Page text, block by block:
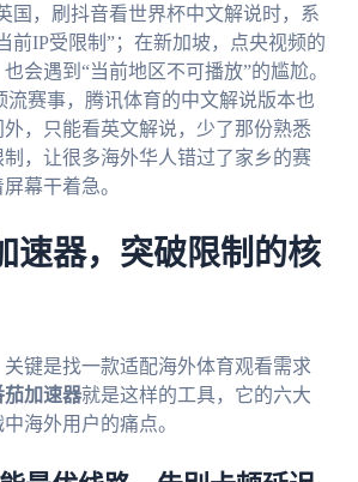
国，刷抖音看世界杯中文解说时，系
前IP受限制”；在新加坡，点央视频的
会遇到“当前地区不可播放”的尴尬。
流赛事，腾讯体育的中文解说版本也
，只能看英文解说，少了那份熟悉
，让很多海外华人错过了家乡的赛
幕干着急。
速器，突破限制的核
键是找一款适配海外体育观看需求
茄加速器就是这样的工具，它的六大
海外用户的痛点。